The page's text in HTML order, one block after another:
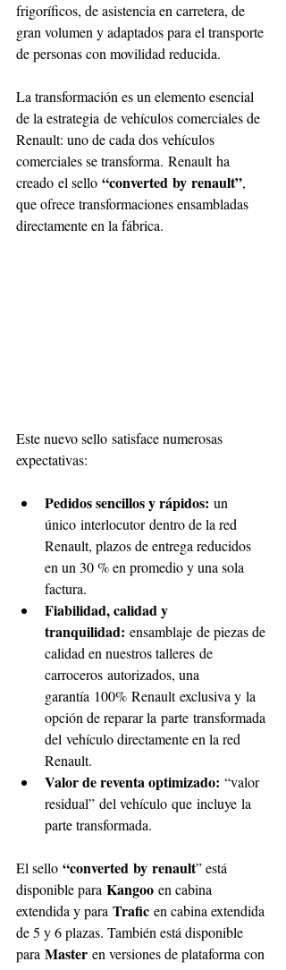
frigoríficos, de asistencia en carretera, de
gran volumen y adaptados para el transporte
de personas con movilidad reducida.
La transformación es un elemento esencial
de la estrategia de vehículos comerciales de
Renault: uno de cada dos vehículos
comerciales se transforma. Renault ha
creado el sello “converted by renault”,
que ofrece transformaciones ensambladas
directamente en la fábrica.
Este nuevo sello satisface numerosas
expectativas:
Pedidos sencillos y rápidos: un
único interlocutor dentro de la red
Renault, plazos de entrega reducidos
en un 30 % en promedio y una sola
factura.
Fiabilidad, calidad y
tranquilidad: ensamblaje de piezas de
calidad en nuestros talleres de
carroceros autorizados, una
garantía 100% Renault exclusiva y la
opción de reparar la parte transformada
del vehículo directamente en la red
Renault.
Valor de reventa optimizado: “valor
residual” del vehículo que incluye la
parte transformada.
El sello “converted by renault” está
disponible para Kangoo en cabina
extendida y para Trafic en cabina extendida
de 5 y 6 plazas. También está disponible
para Master en versiones de plataforma con